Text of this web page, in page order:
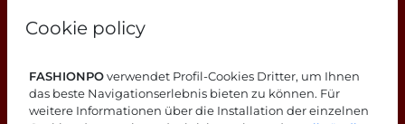
Cookie policy
FASHIONPOverwendet Profil-Cookies Dritter, um Ihnen
das beste Navigationserlebnis bieten zu können. Für
weitere Informationen über die Installation der einzelnen
Suchen Sie nach Antworten?
Schauen Sie sich unsere FAQ-Seite an!